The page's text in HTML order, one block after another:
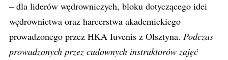
– dla liderów wędrowniczych, bloku dotyczącego idei
wędrownictwa oraz harcerstwa akademickiego
prowadzonego przez HKA Iuvenis z Olsztyna. Podczas
prowadzonych przez cudownych instruktorów zajęć